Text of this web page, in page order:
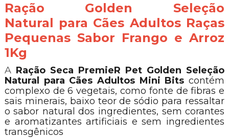
Ração Golden Seleção
Natural para Cães Adultos Raças
Pequenas Sabor Frango e Arroz
1Kg
A Ração Seca PremieR Pet Golden Seleção
Natural para Cães Adultos Mini Bits contém
complexo de 6 vegetais, como fonte de fibras e
sais minerais, baixo teor de sódio para ressaltar
o sabor natural dos ingredientes, sem corantes
e aromatizantes artificiais e sem ingredientes
transgênicos